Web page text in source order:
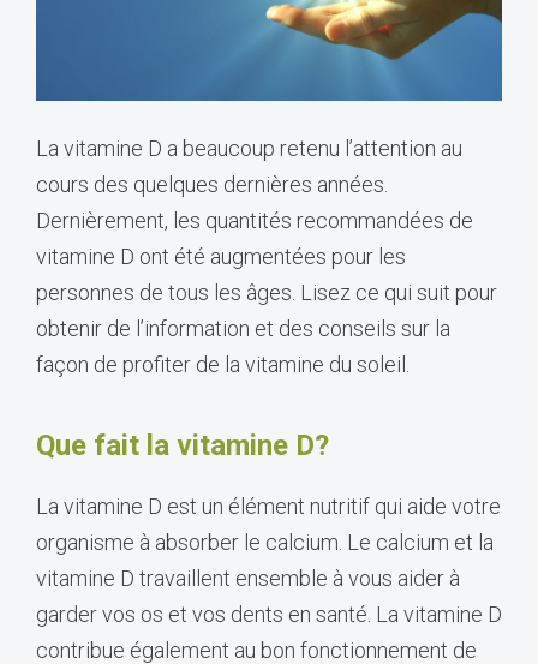
La vitamine D a beaucoup retenu l’attention au
cours des quelques dernières années.
Dernièrement, les quantités recommandées de
vitamine D ont été augmentées pour les
personnes de tous les âges. Lisez ce qui suit pour
obtenir de l’information et des conseils sur la
façon de profiter de la vitamine du soleil.
Que fait la vitamine D?
La vitamine D est un élément nutritif qui aide votre
organisme à absorber le calcium. Le calcium et la
vitamine D travaillent ensemble à vous aider à
garder vos os et vos dents en santé. La vitamine D
contribue également au bon fonctionnement de